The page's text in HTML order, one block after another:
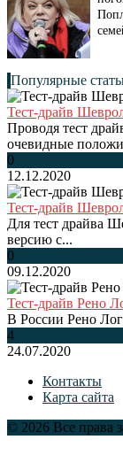
Популярные
Тест-драйв
Проводя тест
очевидные
0
12.12.2020
Тест-драйв
Для тест драйва
версию с...
0
09.12.2020
Тест-драйв Рено
В России Рено
4
24.07.2020
Контакты
Карта сайта
© 2026 Все права